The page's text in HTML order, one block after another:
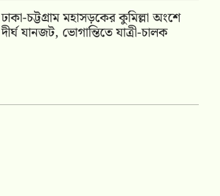
ঢাকা-চট্টগ্রাম মহাসড়কের কুমিল্লা অংশে
দীর্ঘ যানজট, ভোগান্তিতে যাত্রী-চালক